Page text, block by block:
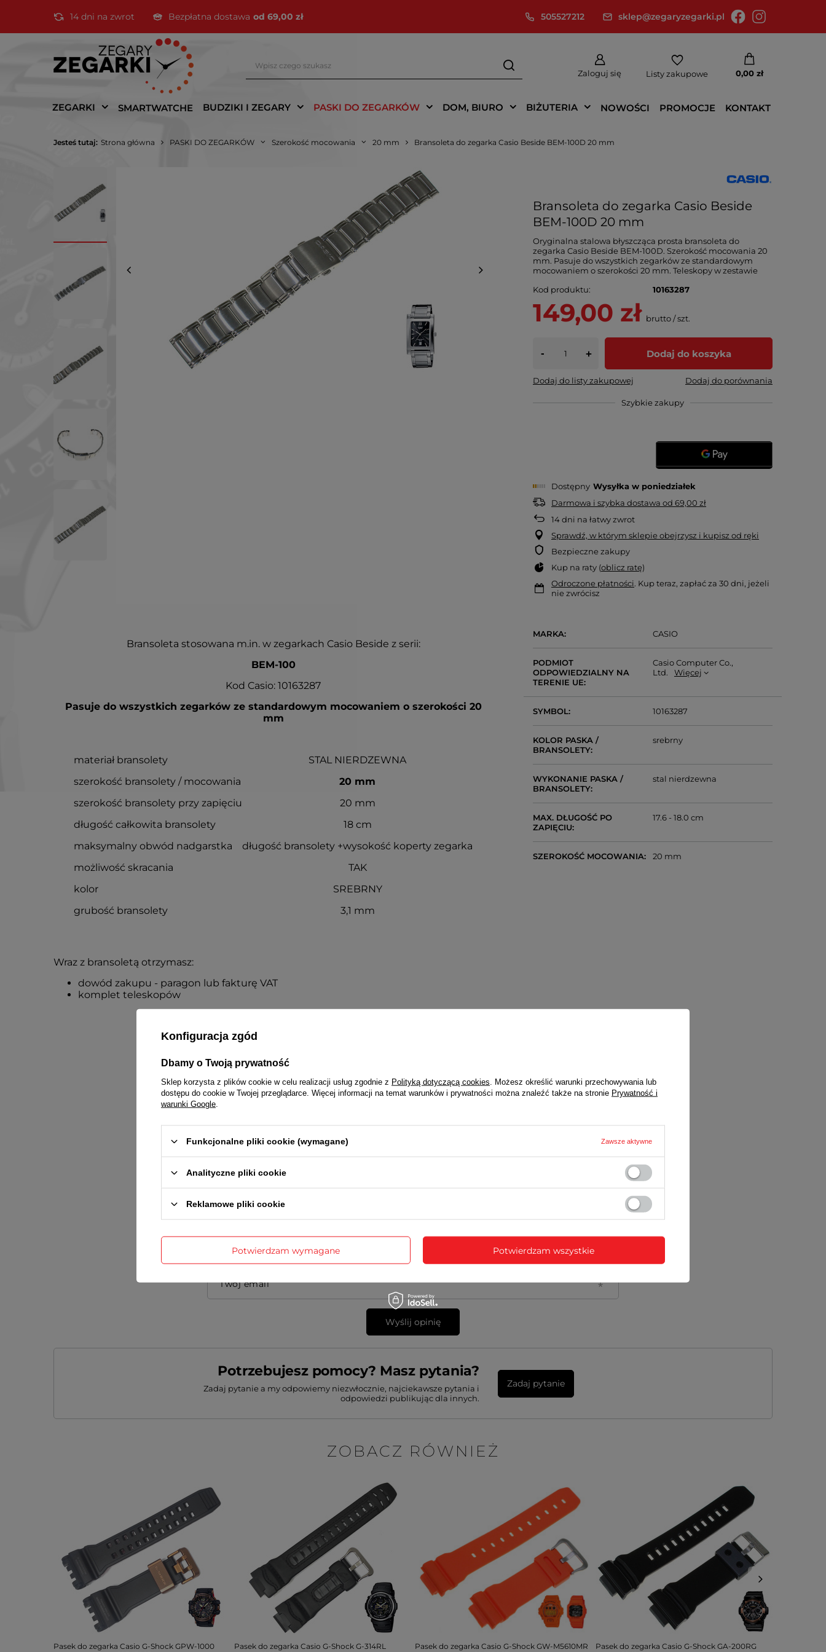
14 dni na zwrot Bezpłatna dostawa od 69,00 zł 505527212 sklep@zegaryzegarki.pl
Zaloguj się Listy zakupowe 0,00 zł
ZEGARKI SMARTWATCHE BUDZIKI I ZEGARY PASKI DO ZEGARKÓW DOM, BIURO BIŻUTERIA NOWOŚCI PROMOCJE KONTAKT
Jesteś tutaj: Strona główna PASKI DO ZEGARKÓW Szerokość mocowania 20 mm Bransoleta do zegarka Casio Beside BEM-100D 20 mm
Bransoleta do zegarka Casio Beside
BEM-100D 20 mm
Oryginalna stalowa błyszcząca prosta bransoleta do
zegarka Casio Beside BEM-100D. Szerokość mocowania 20
mm. Pasuje do wszystkich zegarków ze standardowym
mocowaniem o szerokości 20 mm. Teleskopy w zestawie
Kod produktu
10163287
149,00 zł brutto/szt.
- + Dodaj do koszyka
Dodaj do listy zakupowej Dodaj do porównania
Szybkie zakupy
Dostępny Wysyłkaw poniedziałek
Darmowa i szybka dostawa od69,00 zł
14dni na łatwy zwrot
Sprawdź, w którym sklepie obejrzysz i kupisz od ręki
Bezpieczne zakupy
Kup na raty (oblicz ratę)
Odroczone płatności. Kup teraz, zapłać za 30 dni, jeżeli
nie zwrócisz
Bransoleta stosowana m.in. w zegarkach Casio Beside z serii:
BEM-100
Kod Casio: 10163287
Pasuje do wszystkich zegarków ze standardowym mocowaniem o szerokości 20
mm
materiał bransolety
STAL NIERDZEWNA
szerokość bransolety / mocowania
20 mm
szerokość bransolety przy zapięciu
20 mm
długość całkowita bransolety
18 cm
maksymalny obwód nadgarstka
długość bransolety +wysokość koperty zegarka
możliwość skracania
TAK
kolor
SREBRNY
grubość bransolety
3,1 mm
Wraz z bransoletą otrzymasz:
dowód zakupu - paragon lub fakturę VAT
komplet teleskopów
MARKA CASIO
PODMIOT
ODPOWIEDZIALNY NA
TERENIE UE
Casio Computer Co.,
Ltd.
Więcej
SYMBOL 10163287
KOLOR PASKA /
BRANSOLETY
srebrny
WYKONANIE PASKA /
BRANSOLETY
stal nierdzewna
MAX. DŁUGOŚĆ PO
ZAPIĘCIU
17.6 - 18.0 cm
SZEROKOŚĆ MOCOWANIA 20 mm
5/5
Twój email
Wyślij opinię
Potrzebujesz pomocy? Masz pytania?
Zadaj pytanie a my odpowiemy niezwłocznie, najciekawsze pytania i
odpowiedzi publikując dla innych.
Zadaj pytanie
ZOBACZ RÓWNIEŻ
Pasek do zegarka Casio G-Shock GPW-1000
Pasek do zegarka Casio G-Shock G-314RL
Pasek do zegarka Casio G-Shock GW-M5610MR
Pasek do zegarka Casio G-Shock GA-200RG
Konfiguracja zgód
Dbamy o Twoją prywatność
Sklep korzysta z plików cookie w celu realizacji usług zgodnie z Polityką dotyczącą cookies . Możesz określić warunki przechowywania lub
dostępu do cookie w Twojej przeglądarce. Więcej informacji na temat warunków i prywatności można znaleźć także na stronie Prywatność i
warunki Google
Funkcjonalne pliki cookie (wymagane) Zawsze aktywne
Analityczne pliki cookie
Reklamowe pliki cookie
Potwierdzam wymagane Potwierdzam wszystkie